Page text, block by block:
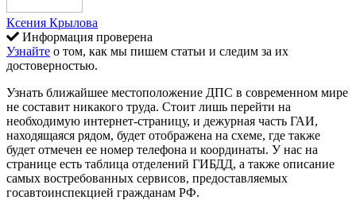
Ксения Крылова
Информация проверена
Узнайте о том, как мы пишем статьи и следим за их
достоверностью.
Узнать ближайшее местоположение ДПС в современном мире
не составит никакого труда. Стоит лишь перейти на
необходимую интернет-страницу, и дежурная часть ГАИ,
находящаяся рядом, будет отображена на схеме, где также
будет отмечен ее номер телефона и координаты. У нас на
странице есть таблица отделений ГИБДД, а также описание
самых востребованных сервисов, предоставляемых
госавтоинспекцией гражданам РФ.